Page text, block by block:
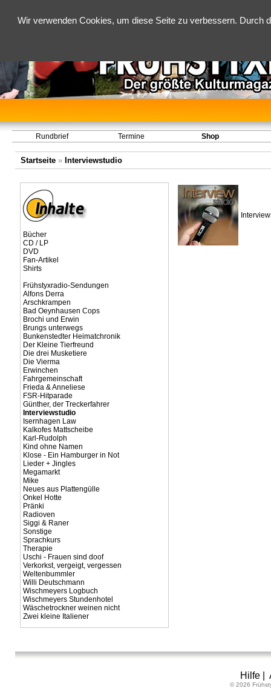
Wir verwenden Cookies, um diese Seite zu verbessern.
Rundbrief Termine Shop
Startseite» Interviewstudio
Bücher
CD / LP
DVD
Fan-Artikel
Shirts
Frühstyxradio-Sendungen
Alfons Derra
Arschkrampen
Bad Oeynhausen Cops
Brochi und Erwin
Brungs unterwegs
Bunkenstedter Heimatchronik
Der Kleine Tierfreund
Die drei Musketiere
Die Vierma
Erwinchen
Fahrgemeinschaft
Frieda & Anneliese
FSR-Hitparade
Günther, der Treckerfahrer
Interviewstudio
Isernhagen Law
Kalkofes Mattscheibe
Karl-Rudolph
Kind ohne Namen
Klose - Ein Hamburger in Not
Lieder + Jingles
Megamarkt
Mike
Neues aus Plattengülle
Onkel Hotte
Pränki
Radioven
Siggi & Raner
Sonstige
Sprachkurs
Therapie
Uschi - Frauen sind doof
Verkorkst, vergeigt, vergessen
Weltenbummler
Willi Deutschmann
Wischmeyers Logbuch
Wischmeyers Stundenhotel
Wäschetrockner weinen nicht
Zwei kleine Italiener
Hilfe|
© 2026